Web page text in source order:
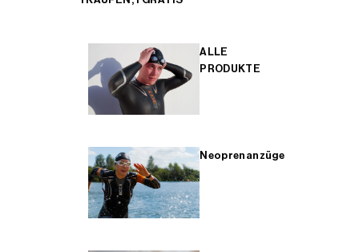
ALLE
PRODUKTE
Neoprenanzüge